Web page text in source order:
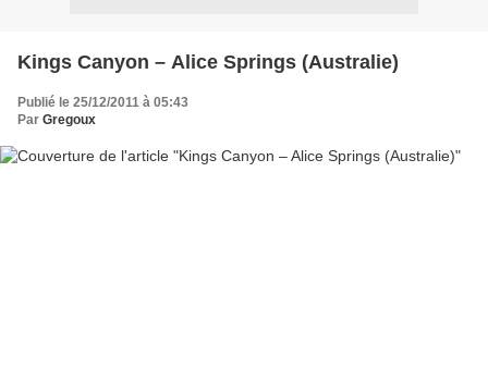
Kings Canyon – Alice Springs (Australie)
Publié le 25/12/2011 à 05:43
Par Gregoux